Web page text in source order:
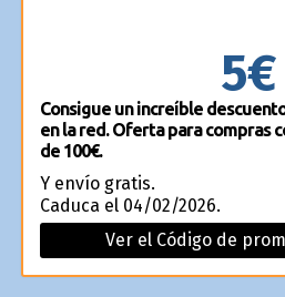
5€
Consigue un increíble
en la red. Oferta para compras
de 100€.
Y envío gratis.
Caduca el 04/02/2026.
Ver el Código de